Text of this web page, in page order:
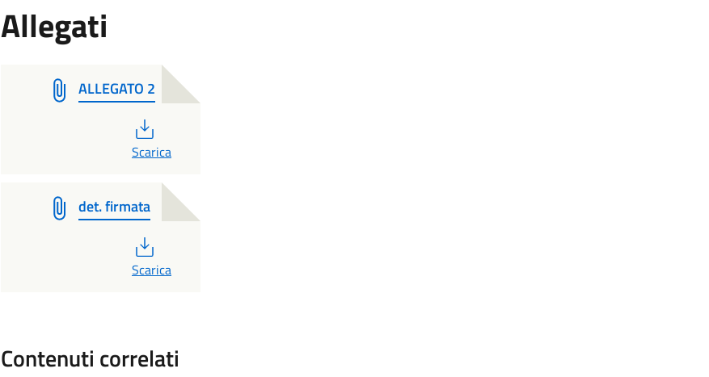
Allegati
ALLEGATO 2
PDF
Scarica
det. firmata
PDF
Scarica
Contenuti correlati